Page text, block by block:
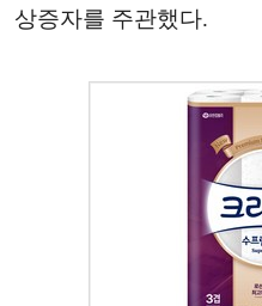
상증자를 주관했다.